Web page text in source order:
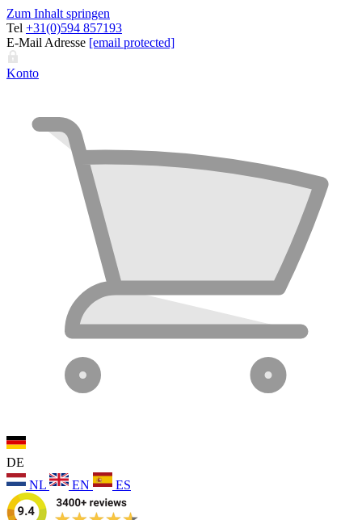
Zum Inhalt springen
Tel +31(0)594 857193
E-Mail Adresse [email protected]
Konto
DE
NL
EN ES